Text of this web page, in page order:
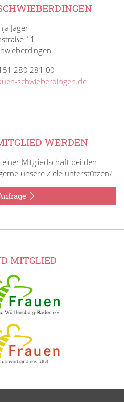
Jäger
11
280 281 00
schwieberdingen.de
WERDEN
Mitgliedschaft bei den
unsere Ziele unterstützen?
MITGLIED